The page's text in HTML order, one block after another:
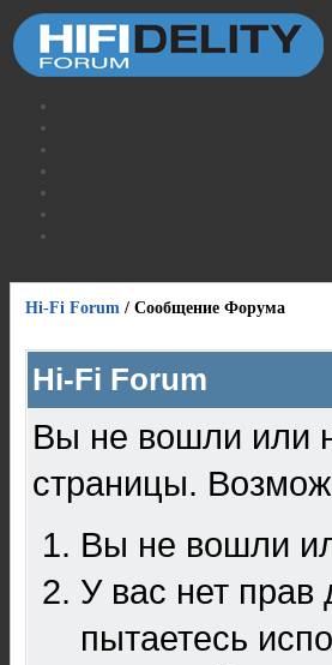
Hi-Fi Forum / Сообщение Форума
Hi-Fi Forum
Вы не вошли или
страницы.
Вы не вошли
У вас нет
пытаетесь